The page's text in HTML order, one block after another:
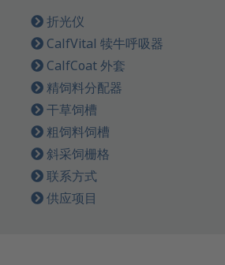
折光仪
CalfVital 犊牛呼吸器
CalfCoat 外套
精饲料分配器
干草饲槽
粗饲料饲槽
斜采饲栅格
联系方式
供应项目